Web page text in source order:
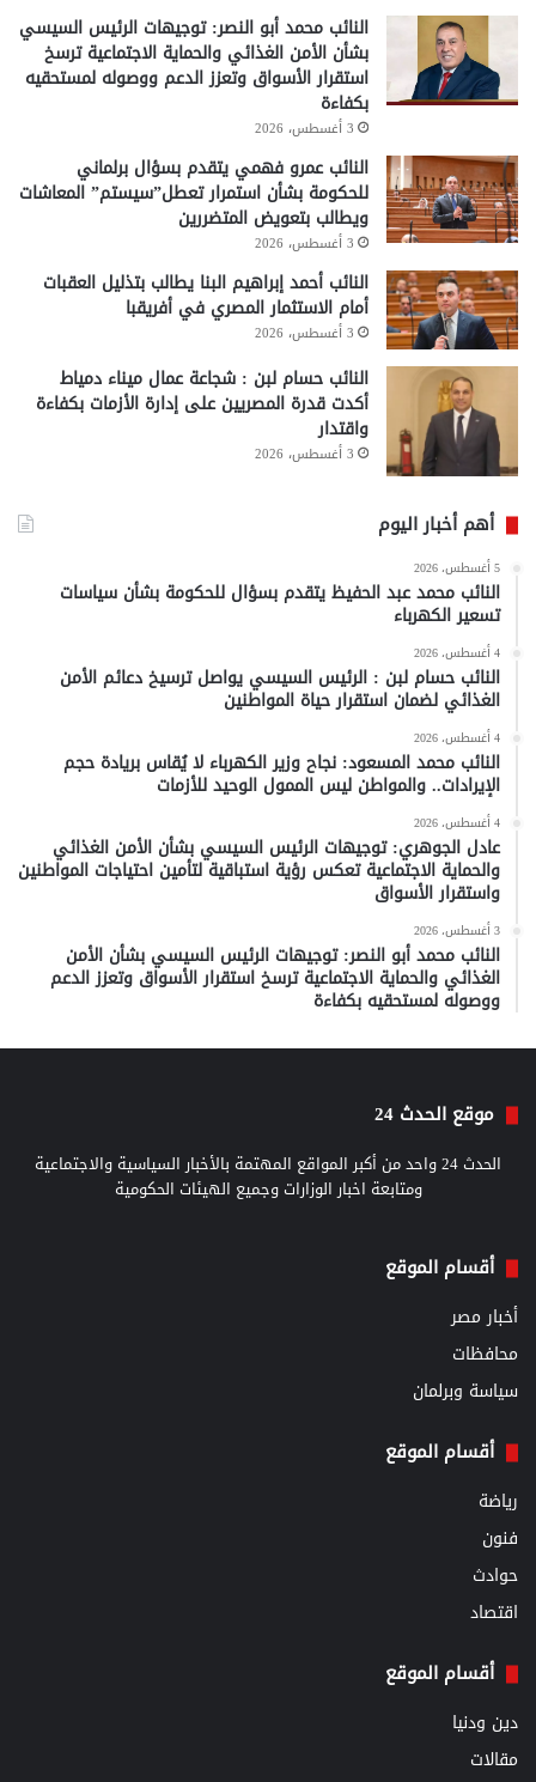
النائب محمد أبو النصر: توجيهات الرئيس السيسي
بشأن الأمن الغذائي والحماية الاجتماعية ترسخ
استقرار الأسواق وتعزز الدعم ووصوله لمستحقيه
بكفاءة
3 أغسطس، 2026
النائب عمرو فهمي يتقدم بسؤال برلماني
للحكومة بشأن استمرار تعطل”سيستم” المعاشات
ويطالب بتعويض المتضررين
3 أغسطس، 2026
النائب أحمد إبراهيم البنا يطالب بتذليل العقبات
أمام الاستثمار المصري في أفريقبا
3 أغسطس، 2026
النائب حسام لبن : شجاعة عمال ميناء دمياط
أكدت قدرة المصريين على إدارة الأزمات بكفاءة
واقتدار
3 أغسطس، 2026
أهم أخبار اليوم
5 أغسطس، 2026
النائب محمد عبد الحفيظ يتقدم بسؤال للحكومة بشأن سياسات
تسعير الكهرباء
4 أغسطس، 2026
النائب حسام لبن : الرئيس السيسي يواصل ترسيخ دعائم الأمن
الغذائي لضمان استقرار حياة المواطنين
4 أغسطس، 2026
النائب محمد المسعود: نجاح وزير الكهرباء لا يُقاس بريادة حجم
الإيرادات.. والمواطن ليس الممول الوحيد للأزمات
4 أغسطس، 2026
عادل الجوهري: توجيهات الرئيس السيسي بشأن الأمن الغذائي
والحماية الاجتماعية تعكس رؤية استباقية لتأمين احتياجات المواطنين
واستقرار الأسواق
3 أغسطس، 2026
النائب محمد أبو النصر: توجيهات الرئيس السيسي بشأن الأمن
الغذائي والحماية الاجتماعية ترسخ استقرار الأسواق وتعزز الدعم
ووصوله لمستحقيه بكفاءة
موقع الحدث 24
الحدث 24 واحد من أكبر المواقع المهتمة بالأخبار السياسية والاجتماعية
ومتابعة اخبار الوزارات وجميع الهيئات الحكومية
أقسام الموقع
أخبار مصر
محافظات
سياسة وبرلمان
أقسام الموقع
رياضة
فنون
حوادث
اقتصاد
أقسام الموقع
دين ودنيا
مقالات